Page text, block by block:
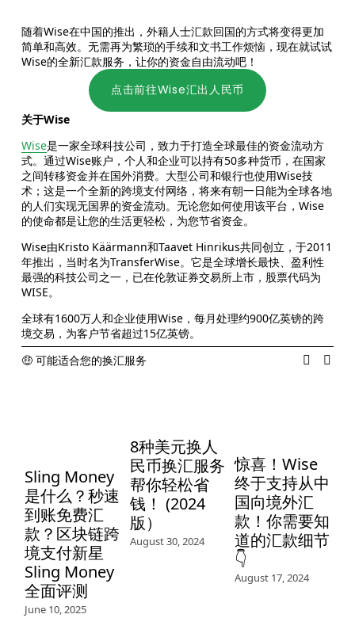
随着Wise在中国的推出，外籍人士汇款回国的方式将变得更加
简单和高效。无需再为繁琐的手续和文书工作烦恼，现在就试试
Wise的全新汇款服务，让你的资金自由流动吧！
点击前往Wise汇出人民币
关于Wise
Wise是一家全球科技公司，致力于打造全球最佳的资金流动方
式。通过Wise账户，个人和企业可以持有50多种货币，在国家
之间转移资金并在国外消费。大型公司和银行也使用Wise技
术；这是一个全新的跨境支付网络，将来有朝一日能为全球各地
的人们实现无国界的资金流动。无论您如何使用该平台，Wise
的使命都是让您的生活更轻松，为您节省资金。
Wise由Kristo Käärmann和Taavet Hinrikus共同创立，于2011
年推出，当时名为TransferWise。它是全球增长最快、盈利性
最强的科技公司之一，已在伦敦证券交易所上市，股票代码为
WISE。
全球有1600万人和企业使用Wise，每月处理约900亿英镑的跨
境交易，为客户节省超过15亿英镑。
🤑 可能适合您的换汇服务
Sling Money
是什么？秒速
到账免费汇
款？区块链跨
境支付新星
Sling Money
全面评测
June 10, 2025
8种美元换人
民币换汇服务
帮你轻松省
钱！ (2024
版）
August 30, 2024
惊喜！Wise
终于支持从中
国向境外汇
款！你需要知
道的汇款细节
👇
August 17, 2024